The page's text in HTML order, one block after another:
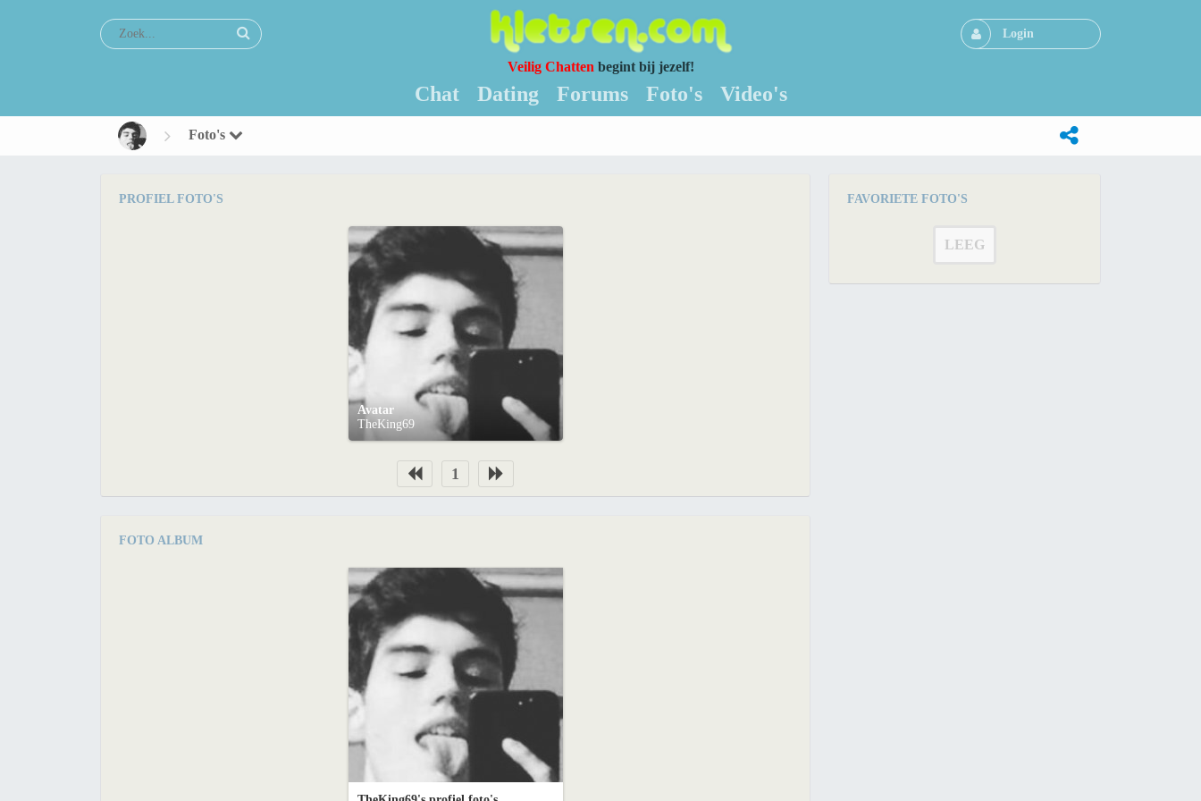
Login
Veilig Chatten begint bij jezelf!
Chat Dating Forums Foto's Video's
Foto's
PROFIEL FOTO'S
Avatar
TheKing69
1
FOTO ALBUM
FAVORIETE FOTO'S
LEEG